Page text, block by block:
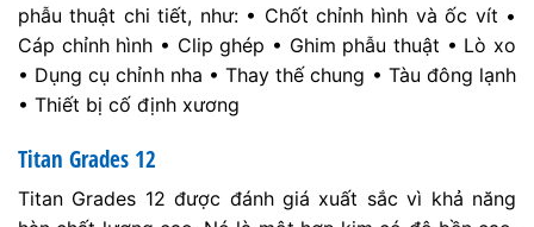
phẫu thuật chi tiết, như: • Chốt chỉnh hình và ốc vít •
Cáp chỉnh hình • Clip ghép • Ghim phẫu thuật • Lò xo
• Dụng cụ chỉnh nha • Thay thế chung • Tàu đông lạnh
• Thiết bị cố định xương
Titan Grades 12
Titan Grades 12 được đánh giá xuất sắc vì khả năng